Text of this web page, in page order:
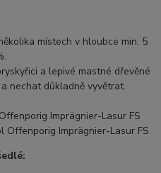
místech v hloubce min. 5
a lepivé mastné dřevěné
nechat důkladně vyvětrat.
Imprägnier-Lasur FS
Offenporig Imprägnier-Lasur FS